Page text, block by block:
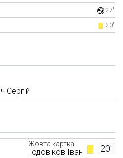
27'
20'
Сергій
20'
Жовта картка
Годовіков Іван